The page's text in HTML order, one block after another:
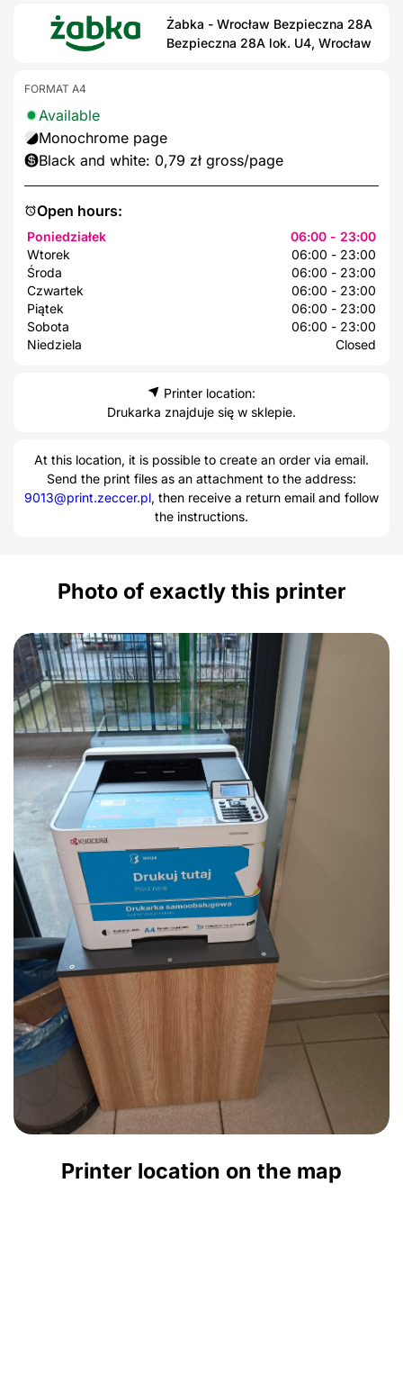
Żabka - Wrocław Bezpieczna 28A
Bezpieczna 28A lok. U4, Wrocław
Open hours:
Poniedziałek
06:00 - 23:00
Wtorek
06:00 - 23:00
Środa
06:00 - 23:00
Czwartek
06:00 - 23:00
Piątek
06:00 - 23:00
Sobota
06:00 - 23:00
Niedziela
Closed
FORMAT A4
Available
Monochrome page
Black and white: 0,79 zł gross/page
Printer location:
Drukarka znajduje się w sklepie.
At this location, it is possible to create an order via email.
Send the print files as an attachment to the address:
9013@print.zeccer.pl, then receive a return email and follow
the instructions.
Photo of exactly this printer
Printer location on the map